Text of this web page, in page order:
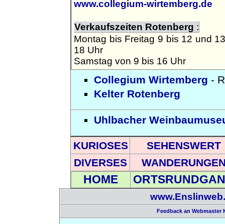
www.collegium-wirtemberg.de
Verkaufszeiten Rotenberg :
Montag bis Freitag 9 bis 12 und
18 Uhr
Samstag von 9 bis 16 Uhr
Collegium Wirtemberg -
Kelter Rotenberg
Uhlbacher
KURIOSES
SEHENSWERT
DIVERSES
HOME
Feedback an